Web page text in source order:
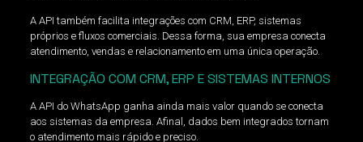
A API também facilita integrações com CRM, ERP, sistemas
próprios e fluxos comerciais. Dessa forma, sua empresa conecta
atendimento, vendas e relacionamento em uma única operação.
INTEGRAÇÃO COM CRM, ERP E SISTEMAS INTERNOS
A API do WhatsApp ganha ainda mais valor quando se conecta
aos sistemas da empresa. Afinal, dados bem integrados tornam
o atendimento mais rápido e preciso.